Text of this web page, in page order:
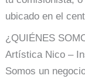
ubicado en el
¿QUIÉNES
Artística Nico –
Somos un